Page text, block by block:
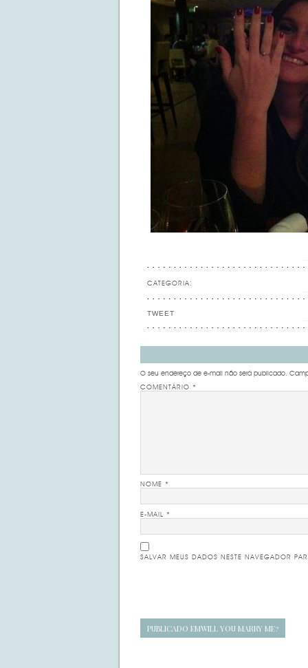
CATEGORIA:
TWEET
O seu endereço de e-mail não será publicado.
COMENTÁRIO *
NOME *
E-MAIL *
SALVAR MEUS DADOS NESTE NAVEGADOR
Navegação
PUBLICADO EMWILL YOU MARRY ME?